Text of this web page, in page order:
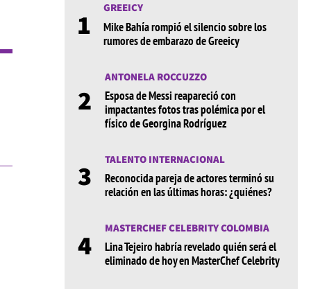
1
GREEICY
Mike Bahía rompió el silencio sobre los
rumores de embarazo de Greeicy
2
ANTONELA ROCCUZZO
Esposa de Messi reapareció con
impactantes fotos tras polémica por el
físico de Georgina Rodríguez
3
TALENTO INTERNACIONAL
Reconocida pareja de actores terminó su
relación en las últimas horas: ¿quiénes?
4
MASTERCHEF CELEBRITY COLOMBIA
Lina Tejeiro habría revelado quién será el
eliminado de hoy en MasterChef Celebrity